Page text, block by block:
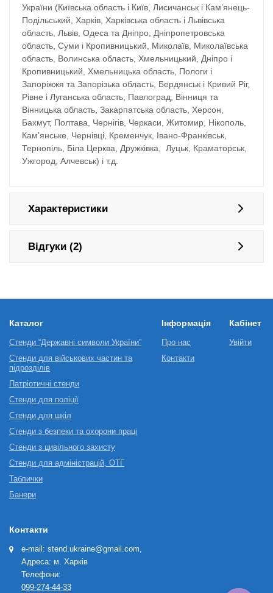
України (Київська область і Київ, Лисичанськ і Кам’янець-
Подільський, Харків, Харківська область і Львівська
область, Львів, Одеса та Дніпро, Дніпропетровська
область, Суми і Кропивницький, Миколаїв, Миколаївська
область, Волинська область, Хмельницький, Дніпро і
Кропивницький, Хмельницька область, Пологи і
Запоріжжя та Запорізька область, Бердянськ і Кривий Ріг,
Рівне і Луганська область, Павлоград, Вінниця та
Вінницька область, Закарпатська область, Херсон,
Бахмут, Полтава, Чернігів, Черкаси, Житомир, Нікополь,
Кам’янське, Чернівці, Кременчук, Івано-Франківськ,
Тернопіль, Біла Церква, Дружківка, Луцьк, Краматорськ,
Ужгород, Алчевськ) і т.д.
Характеристики
Відгуки (2)
Каталог
Стенди “Державні символи України”
Стенди для військових частин та
підрозділів
Патріотичні стенди
Стенди для поліції
Стенди для шкіл
Стенди з безпеки та охорони праці
Стенди з цивільного захисту
Стенди для адміністрацій, ОТГ
Таблички
Банери
Інформація
Про нас
Контакти
Кабінет
Увійти
Контакти
e-mail: stend.ukraine@gmail.com,
Адреса: м. Харків
Телефони:
099-274-44-33